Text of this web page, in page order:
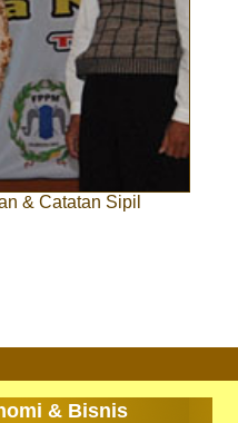
& Catatan Sipil
& Bisnis